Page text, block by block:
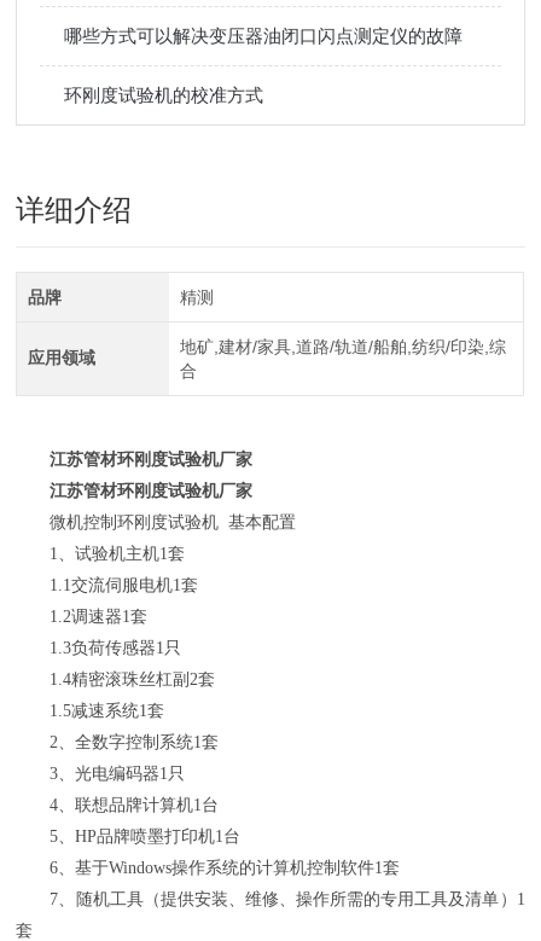
哪些方式可以解决变压器油闭口闪点测定仪的故障
环刚度试验机的校准方式
详细介绍
品牌 精测
应用领域
地矿,建材/家具,道路/轨道/船舶,纺织/印染,综
合
江苏管材环刚度试验机厂家
江苏管材环刚度试验机厂家
微机控制环刚度试验机 基本配置
1、试验机主机1套
1.1交流伺服电机1套
1.2调速器1套
1.3负荷传感器1只
1.4精密滚珠丝杠副2套
1.5减速系统1套
2、全数字控制系统1套
3、光电编码器1只
4、联想品牌计算机1台
5、HP品牌喷墨打印机1台
6、基于Windows操作系统的计算机控制软件1套
7、随机工具（提供安装、维修、操作所需的专用工具及清单）1
套